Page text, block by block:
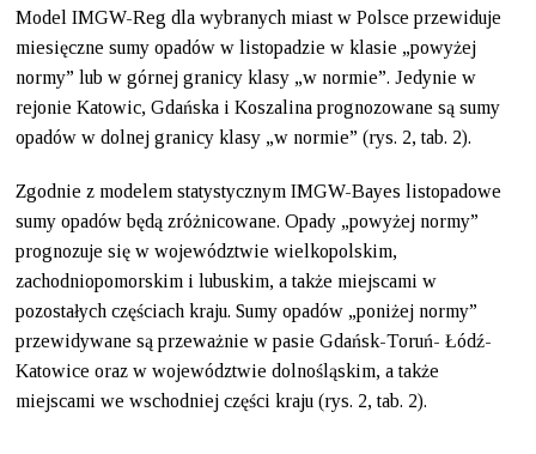
Model IMGW-Reg dla wybranych miast w Polsce przewiduje
miesięczne sumy opadów w listopadzie w klasie „powyżej
normy” lub w górnej granicy klasy „w normie”. Jedynie w
rejonie Katowic, Gdańska i Koszalina prognozowane są sumy
opadów w dolnej granicy klasy „w normie” (rys. 2, tab. 2).
Zgodnie z modelem statystycznym IMGW-Bayes listopadowe
sumy opadów będą zróżnicowane. Opady „powyżej normy”
prognozuje się w województwie wielkopolskim,
zachodniopomorskim i lubuskim, a także miejscami w
pozostałych częściach kraju. Sumy opadów „poniżej normy”
przewidywane są przeważnie w pasie Gdańsk-Toruń- Łódź-
Katowice oraz w województwie dolnośląskim, a także
miejscami we wschodniej części kraju (rys. 2, tab. 2).